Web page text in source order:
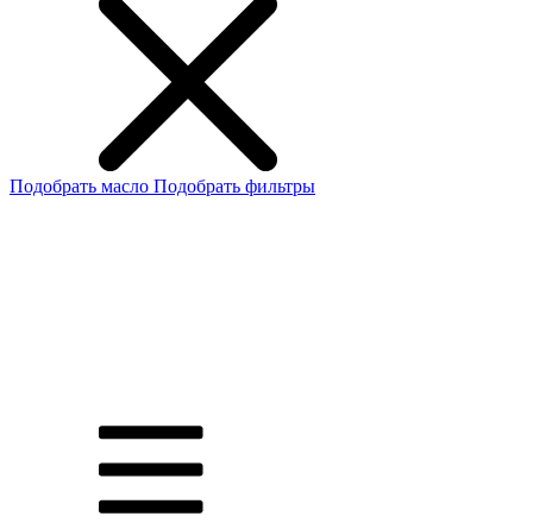
Подобрать масло Подобрать фильтры